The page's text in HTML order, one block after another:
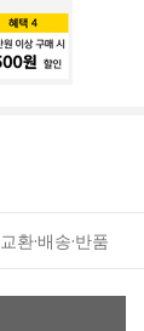
교환·배송·반품